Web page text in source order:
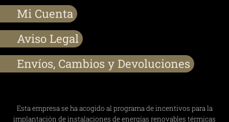
Mi Cuenta
Aviso Legal
Envíos, Cambios y Devoluciones
Esta empresa se ha acogido al programa de incentivos para la
implantación de instalaciones de energías renovables térmicas